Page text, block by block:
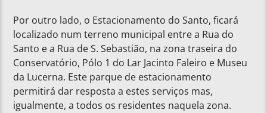
Por outro lado, o Estacionamento do Santo, ficará
localizado num terreno municipal entre a Rua do
Santo e a Rua de S. Sebastião, na zona traseira do
Conservatório, Pólo 1 do Lar Jacinto Faleiro e Museu
da Lucerna. Este parque de estacionamento
permitirá dar resposta a estes serviços mas,
igualmente, a todos os residentes naquela zona.